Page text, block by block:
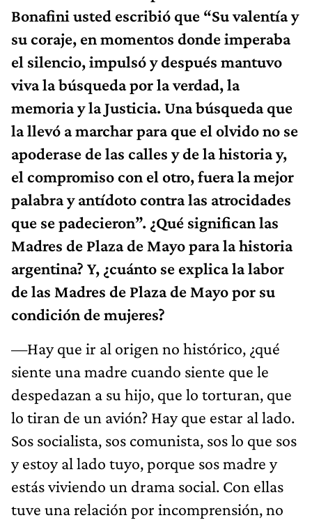
Bonafini usted escribió que “Su valentía y
su coraje, en momentos donde imperaba
el silencio, impulsó y después mantuvo
viva la búsqueda por la verdad, la
memoria y la Justicia. Una búsqueda que
la llevó a marchar para que el olvido no se
apoderase de las calles y de la historia y,
el compromiso con el otro, fuera la mejor
palabra y antídoto contra las atrocidades
que se padecieron”. ¿Qué significan las
Madres de Plaza de Mayo para la historia
argentina? Y, ¿cuánto se explica la labor
de las Madres de Plaza de Mayo por su
condición de mujeres?
—Hay que ir al origen no histórico, ¿qué
siente una madre cuando siente que le
despedazan a su hijo, que lo torturan, que
lo tiran de un avión? Hay que estar al lado.
Sos socialista, sos comunista, sos lo que sos
y estoy al lado tuyo, porque sos madre y
estás viviendo un drama social. Con ellas
tuve una relación por incomprensión, no